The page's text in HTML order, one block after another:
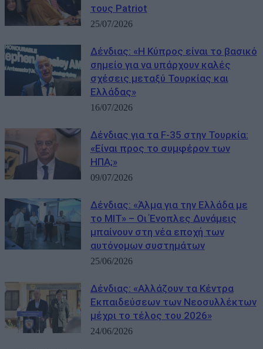
τους Patriot
25/07/2026
Δένδιας: «Η Κύπρος είναι το βασικό
σημείο για να υπάρχουν καλές
σχέσεις μεταξύ Τουρκίας και
Ελλάδας»
16/07/2026
Δένδιας για τα F-35 στην Τουρκία:
«Είναι προς το συμφέρον των
ΗΠΑ;»
09/07/2026
Δένδιας: «Άλμα για την Ελλάδα με
το MIT» – Οι Ένοπλες Δυνάμεις
μπαίνουν στη νέα εποχή των
αυτόνομων συστημάτων
25/06/2026
Δένδιας: «Αλλάζουν τα Κέντρα
Εκπαιδεύσεων των Νεοσυλλέκτων
μέχρι το τέλος του 2026»
24/06/2026